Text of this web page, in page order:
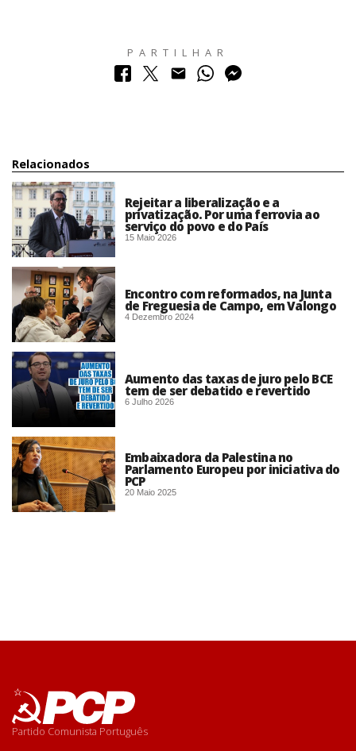
PARTILHAR
Relacionados
Rejeitar a liberalização e a
privatização. Por uma ferrovia ao
serviço do povo e do País
15 Maio 2026
Encontro com reformados, na Junta
de Freguesia de Campo, em Valongo
4 Dezembro 2024
Aumento das taxas de juro pelo BCE
tem de ser debatido e revertido
6 Julho 2026
Embaixadora da Palestina no
Parlamento Europeu por iniciativa do
PCP
20 Maio 2025
Partido Comunista Português